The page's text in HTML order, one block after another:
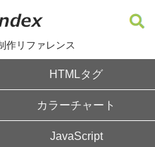
作リファレンス
HTMLタグ
カラーチャート
JavaScript